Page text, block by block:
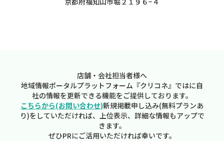
店舗・会社担当者様へ
地域情報ポータルプラットフォーム『クリコネ』ではに自
社の情報を更新できる機能をご提供しております。
こちらから(お問い合わせ)新規掲載申し込み(無料プランあ
り)をしていただければ、上位表示、詳細な情報もアップで
きます。
ぜひPRにご活用いただければ幸いです。